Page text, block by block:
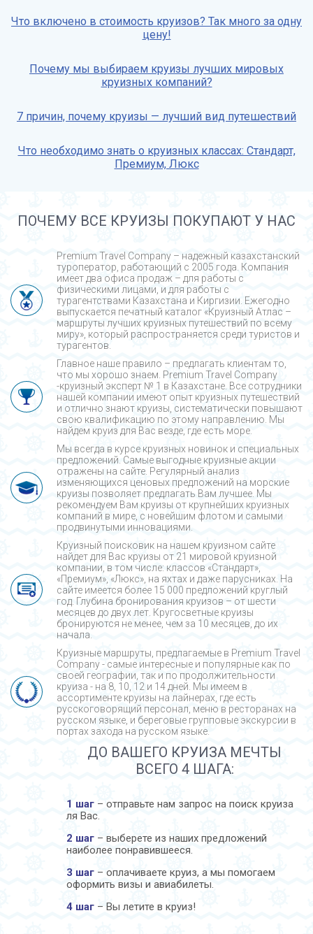
Что включено в стоимость круизов? Так много за одну
цену!
Почему мы выбираем круизы лучших мировых
круизных компаний?
7 причин, почему круизы — лучший вид путешествий
Что необходимо знать о круизных классах: Стандарт,
Премиум, Люкс
ПОЧЕМУ ВСЕ КРУИЗЫ ПОКУПАЮТ У НАС
Premium Travel Company – надежный казахстанский
туроператор, работающий с 2005 года. Компания
имеет два офиса продаж – для работы с
физическими лицами, и для работы с
турагентствами Казахстана и Киргизии. Ежегодно
выпускается печатный каталог «Круизный Атлас –
маршруты лучших круизных путешествий по всему
миру», который распространяется среди туристов и
турагентов.
Главное наше правило – предлагать клиентам то,
что мы хорошо знаем. Premium Travel Company
-круизный эксперт № 1 в Казахстане. Все сотрудники
нашей компании имеют опыт круизных путешествий
и отлично знают круизы, систематически повышают
свою квалификацию по этому направлению. Мы
найдем круиз для Вас везде, где есть море.
Мы всегда в курсе круизных новинок и специальных
предложений. Самые выгодные круизные акции
отражены на сайте. Регулярный анализ
изменяющихся ценовых предложений на морские
круизы позволяет предлагать Вам лучшее. Мы
рекомендуем Вам круизы от крупнейших круизных
компаний в мире, с новейшим флотом и самыми
продвинутыми инновациями.
Круизный поисковик на нашем круизном сайте
найдет для Вас круизы от 21 мировой круизной
компании, в том числе: классов «Стандарт»,
«Премиум», «Люкс», на яхтах и даже парусниках. На
сайте имеется более 15 000 предложений круглый
год. Глубина бронирования круизов – от шести
месяцев до двух лет. Кругосветные круизы
бронируются не менее, чем за 10 месяцев, до их
начала.
Круизные маршруты, предлагаемые в Premium Travel
Company - cамые интересные и популярные как по
своей географии, так и по продолжительности
круиза - на 8, 10, 12 и 14 дней. Мы имеем в
ассортименте круизы на лайнерах, где есть
русскоговорящий персонал, меню в ресторанах на
русском языке, и береговые групповые экскурсии в
портах захода на русском языке.
ДО ВАШЕГО КРУИЗА МЕЧТЫ
ВСЕГО 4 ШАГА:
1 шаг – отправьте нам запрос на поиск круиза
ля Вас.
2 шаг – выберете из наших предложений
наиболее понравившееся.
3 шаг – оплачиваете круиз, а мы помогаем
оформить визы и авиабилеты.
4 шаг – Вы летите в круиз!